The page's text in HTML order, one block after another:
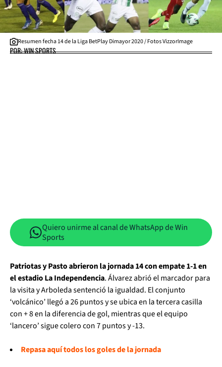
Resumen fecha 14 de la Liga BetPlay Dimayor 2020 / Fotos VizzorImage
POR: WIN SPORTS
Quiero unirme al canal de WhatsApp de Win
Sports
Patriotas y Pasto abrieron la jornada 14 con empate 1-1 en
el estadio La Independencia. Álvarez abrió el marcador para
la visita y Arboleda sentenció la igualdad. El conjunto
‘volcánico’ llegó a 26 puntos y se ubica en la tercera casilla
con + 8 en la diferencia de gol, mientras que el equipo
‘lancero’ sigue colero con 7 puntos y -13.
Repasa aquí todos los goles de la jornada